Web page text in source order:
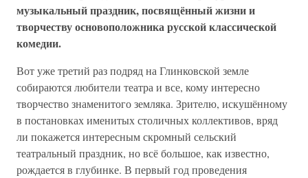
музыкальный праздник, посвящённый жизни и
творчеству основоположника русской классической
комедии.
Вот уже третий раз подряд на Глинковской земле
собираются любители театра и все, кому интересно
творчество знаменитого земляка. Зрителю, искушённому
в постановках именитых столичных коллективов, вряд
ли покажется интересным скромный сельский
театральный праздник, но всё большое, как известно,
рождается в глубинке. В первый год проведения